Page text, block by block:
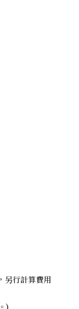
另行計算費用